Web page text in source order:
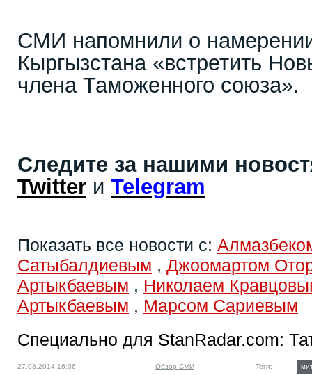
СМИ напомнили о
Кыргызстана «встретить
члена Таможенного союза».
Следите за нашими
Twitter и Telegram
Показать все новости с:
Сатыбалдиевым , Джоомартом
Артыкбаевым , Николаем
Артыкбаевым , Марсом Сариевым
Специально для StanRadar.com:
27.08.2014 16:06 Обзор СМИ Теги: